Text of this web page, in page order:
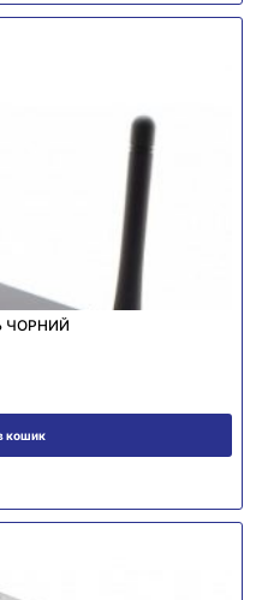
ЧОРНИЙ
кошик